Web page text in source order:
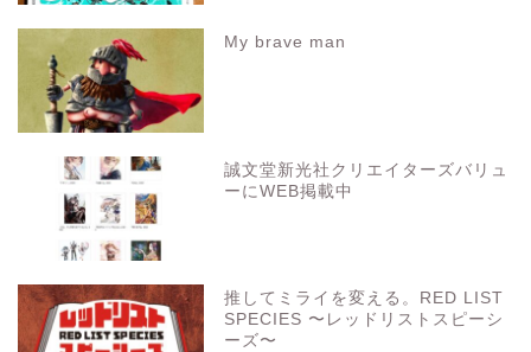
My brave man
誠文堂新光社クリエイターズバリュ
ーにWEB掲載中
推してミライを変える。RED LIST
SPECIES 〜レッドリストスピーシ
ーズ〜